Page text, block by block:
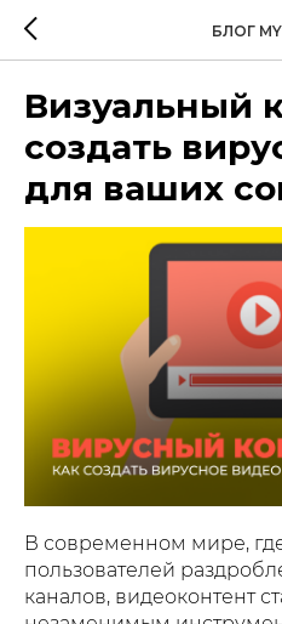
БЛОГ
Визуальный
создать
для ваших
В современном мире,
пользователей
каналов, видеоконтент